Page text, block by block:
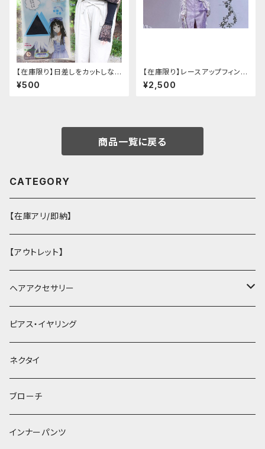
【在庫限り】日差しをカットしな
がら手元もオシャレに♪ UVア
ームカバー ブラック レース
¥500
【在庫限り】レースアップフィンガ
ーレスカバー(パンクチャイナ)
¥2,500
商品一覧に戻る
CATEGORY
【在庫アリ/即納】
【アウトレット】
ヘアアクセサリー
ヘアクリップ
ヘッドドレス・カチューシャ
ヘアゴム
簪
ピアス・イヤリング
ネクタイ
ブローチ
インナーパンツ